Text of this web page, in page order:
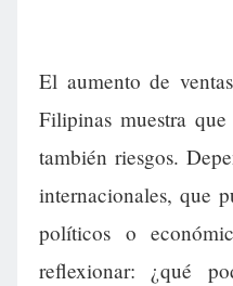
El aumento de
Filipinas muestra
también riesgos.
internacionales, que
políticos o
reflexionar: ¿qué